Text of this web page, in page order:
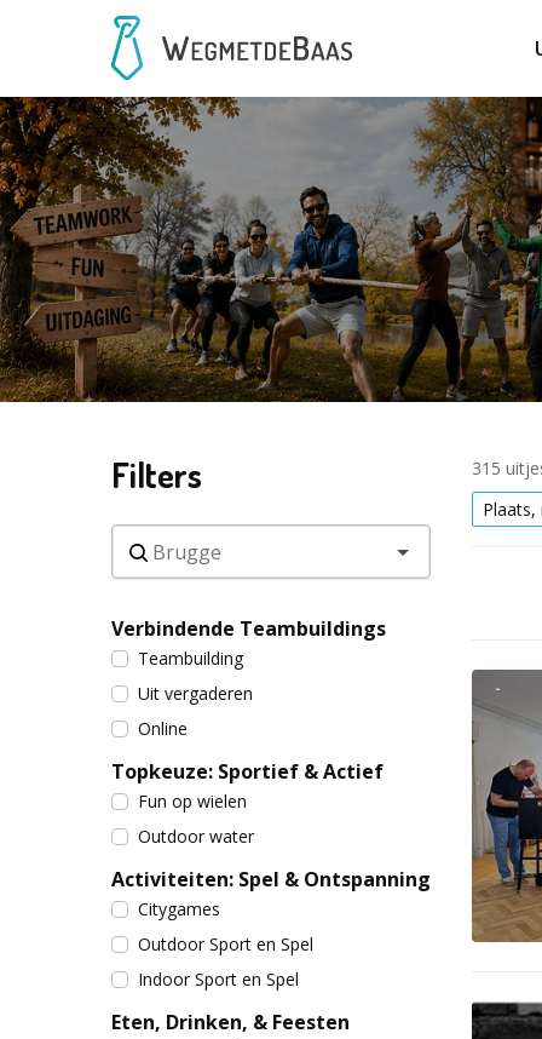
Filters
Verbindende Teambuildings
Teambuilding
Uit vergaderen
Online
Topkeuze: Sportief & Actief
Fun op wielen
Outdoor water
Activiteiten: Spel & Ontspanning
Citygames
Outdoor Sport en Spel
Indoor Sport en Spel
Eten, Drinken, & Feesten
315